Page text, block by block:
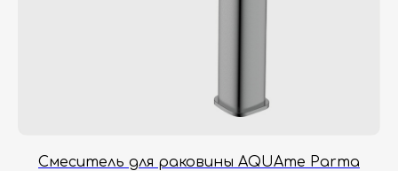
Смеситель для раковины AQUAme Parma